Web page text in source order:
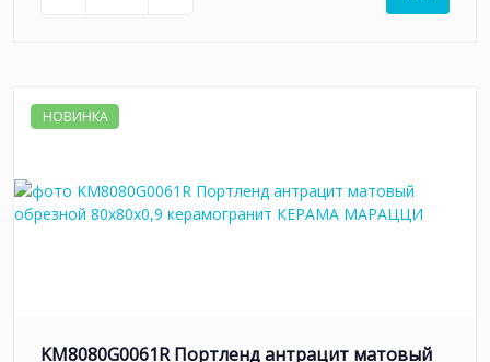
НОВИНКА
KM8080G0061R Портленд антрацит матовый